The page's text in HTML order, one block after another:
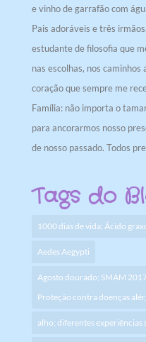
e vinho de garrafão com
Pais adoráveis e três
estudante de filosofia que
nas escolhas, nos
coração que sempre me
Família: não importa o
para ancorarmos nosso
de nosso passado. Todos
Tags do
1000 dias de vida; Ácido
Aedes Aegypti
Agosto dourado; SMAM
Proteção contra doenças
alho; diferentes experiências